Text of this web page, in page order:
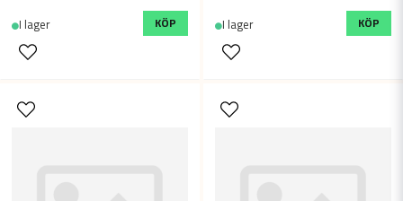
I lager KÖP I lager KÖP